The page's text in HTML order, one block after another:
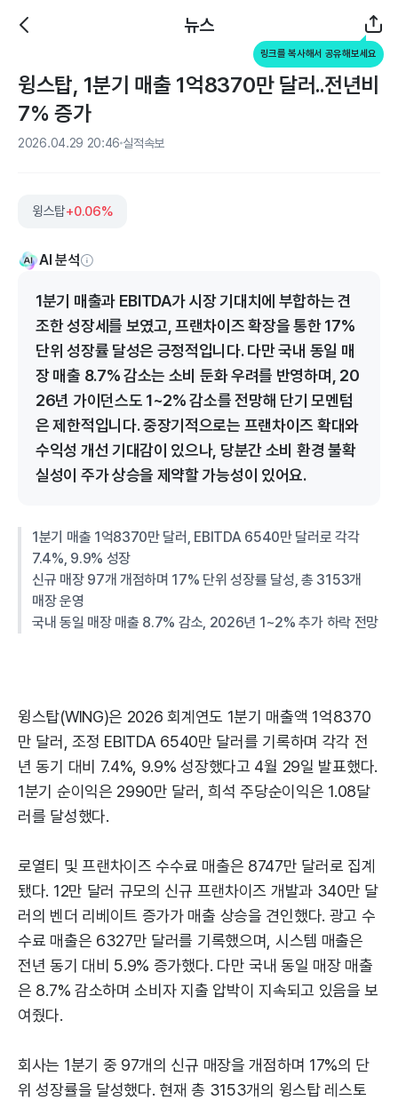
뉴스
링크를 복사해서 공유해보세요
윙스탑, 1분기 매출 1억8370만 달러..전년비
7% 증가
2026.04.29 20:46 실적속보
윙스탑+0.06%
AI 분석
1분기 매출과 EBITDA가 시장 기대치에 부합하는 견
조한 성장세를 보였고, 프랜차이즈 확장을 통한 17%
단위 성장률 달성은 긍정적입니다. 다만 국내 동일 매
장 매출 8.7% 감소는 소비 둔화 우려를 반영하며, 20
26년 가이던스도 1~2% 감소를 전망해 단기 모멘텀
은 제한적입니다. 중장기적으로는 프랜차이즈 확대와
수익성 개선 기대감이 있으나, 당분간 소비 환경 불확
실성이 주가 상승을 제약할 가능성이 있어요.
1분기 매출 1억8370만 달러, EBITDA 6540만 달러로 각각
7.4%, 9.9% 성장
신규 매장 97개 개점하며 17% 단위 성장률 달성, 총 3153개
매장 운영
국내 동일 매장 매출 8.7% 감소, 2026년 1~2% 추가 하락 전망
윙스탑(WING)은 2026 회계연도 1분기 매출액 1억8370
만 달러, 조정 EBITDA 6540만 달러를 기록하며 각각 전
년 동기 대비 7.4%, 9.9% 성장했다고 4월 29일 발표했다.
1분기 순이익은 2990만 달러, 희석 주당순이익은 1.08달
러를 달성했다.
로열티 및 프랜차이즈 수수료 매출은 8747만 달러로 집계
됐다. 12만 달러 규모의 신규 프랜차이즈 개발과 340만 달
러의 벤더 리베이트 증가가 매출 상승을 견인했다. 광고 수
수료 매출은 6327만 달러를 기록했으며, 시스템 매출은
전년 동기 대비 5.9% 증가했다. 다만 국내 동일 매장 매출
은 8.7% 감소하며 소비자 지출 압박이 지속되고 있음을 보
여줬다.
회사는 1분기 중 97개의 신규 매장을 개점하며 17%의 단
위 성장률을 달성했다. 현재 총 3153개의 윙스탑 레스토